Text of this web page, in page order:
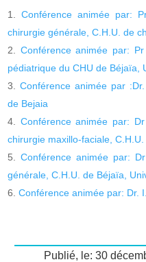
Conférence animée par:
chirurgie générale, C.H.U. de
Conférence animée par:
pédiatrique du CHU de Béjaïa,
Conférence animée par
de Bejaia
Conférence animée par:
chirurgie maxillo-faciale,
Conférence animée par:
générale, C.H.U. de Béjaïa,
Conférence animée par: Dr.
Publié, le: 30